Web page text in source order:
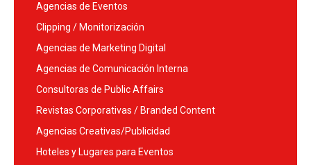
Agencias de Eventos
Clipping / Monitorización
Agencias de Marketing Digital
Agencias de Comunicación Interna
Consultoras de Public Affairs
Revistas Corporativas / Branded Content
Agencias Creativas/Publicidad
Hoteles y Lugares para Eventos